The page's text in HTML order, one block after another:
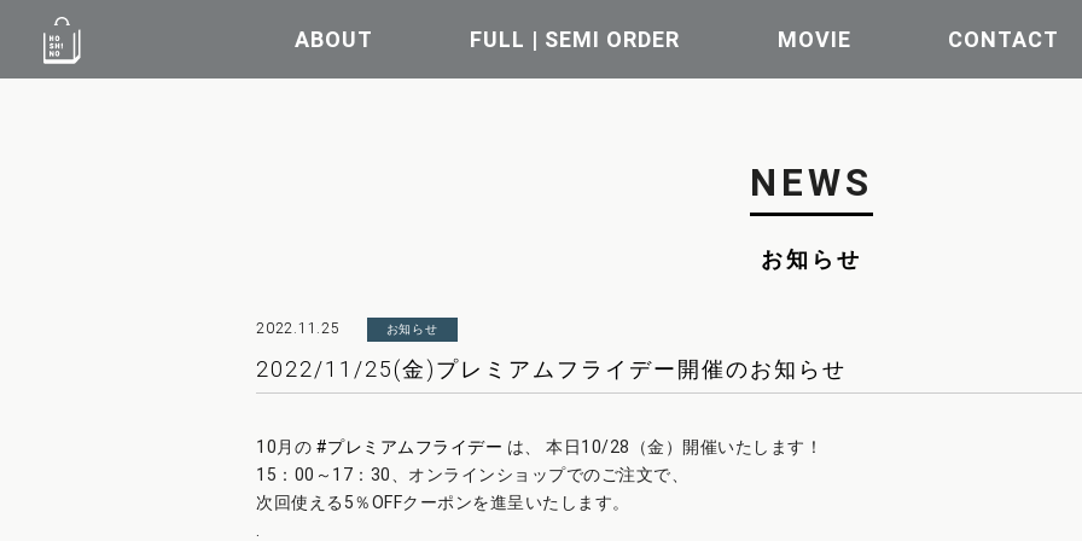
ABOUT FULL | SEMI ORDER MOVIE CONTACT
NEWS
お知らせ
2022.11.25 お知らせ
2022/11/25(金)プレミアムフライデー開催のお知らせ
10月の #プレミアムフライデー は、 本日10/28（金）開催いたします！
15：00～17：30、オンラインショップでのご注文で、
次回使える5％OFFクーポンを進呈いたします。
.